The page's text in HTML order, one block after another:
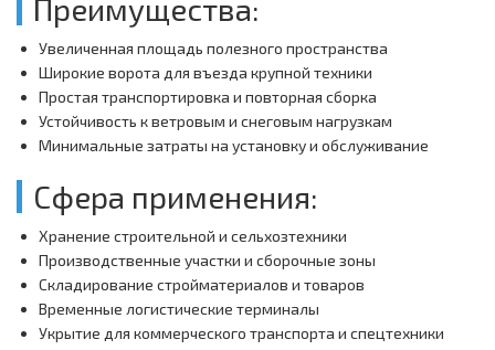
Преимущества:
Увеличенная площадь полезного пространства
Широкие ворота для въезда крупной техники
Простая транспортировка и повторная сборка
Устойчивость к ветровым и снеговым нагрузкам
Минимальные затраты на установку и обслуживание
Сфера применения:
Хранение строительной и сельхозтехники
Производственные участки и сборочные зоны
Складирование стройматериалов и товаров
Временные логистические терминалы
Укрытие для коммерческого транспорта и спецтехники